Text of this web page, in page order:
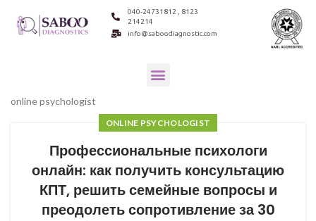
040-24731812 , 8123
214214
info@saboodiagnostic.com
online psychologist
ONLINE PSYCHOLOGIST
Профессиональные психологи
онлайн: как получить консультацию
КПТ, решить семейные вопросы и
преодолеть сопротивление за 30